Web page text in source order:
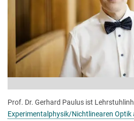
Prof. Dr. Gerhard Paulus ist
Experimentalphysik/Nichtlinearen Optik